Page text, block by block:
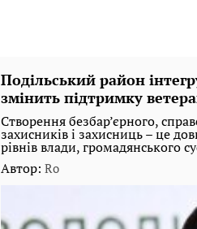
Подільський район
змінить підтримку
Створення безбар’єрного,
захисників і захисниць – це
рівнів влади, громадянського
Автор: Ro